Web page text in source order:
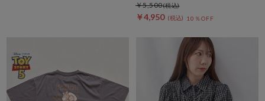
￥5,500
￥4,950 10％OFF